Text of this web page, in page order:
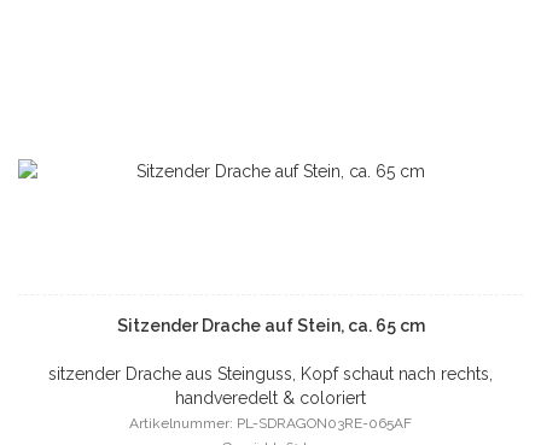
Sitzender Drache auf Stein, ca. 65 cm
sitzender Drache aus Steinguss, Kopf schaut nach rechts,
handveredelt & coloriert
Artikelnummer: PL-SDRAGON03RE-065AF